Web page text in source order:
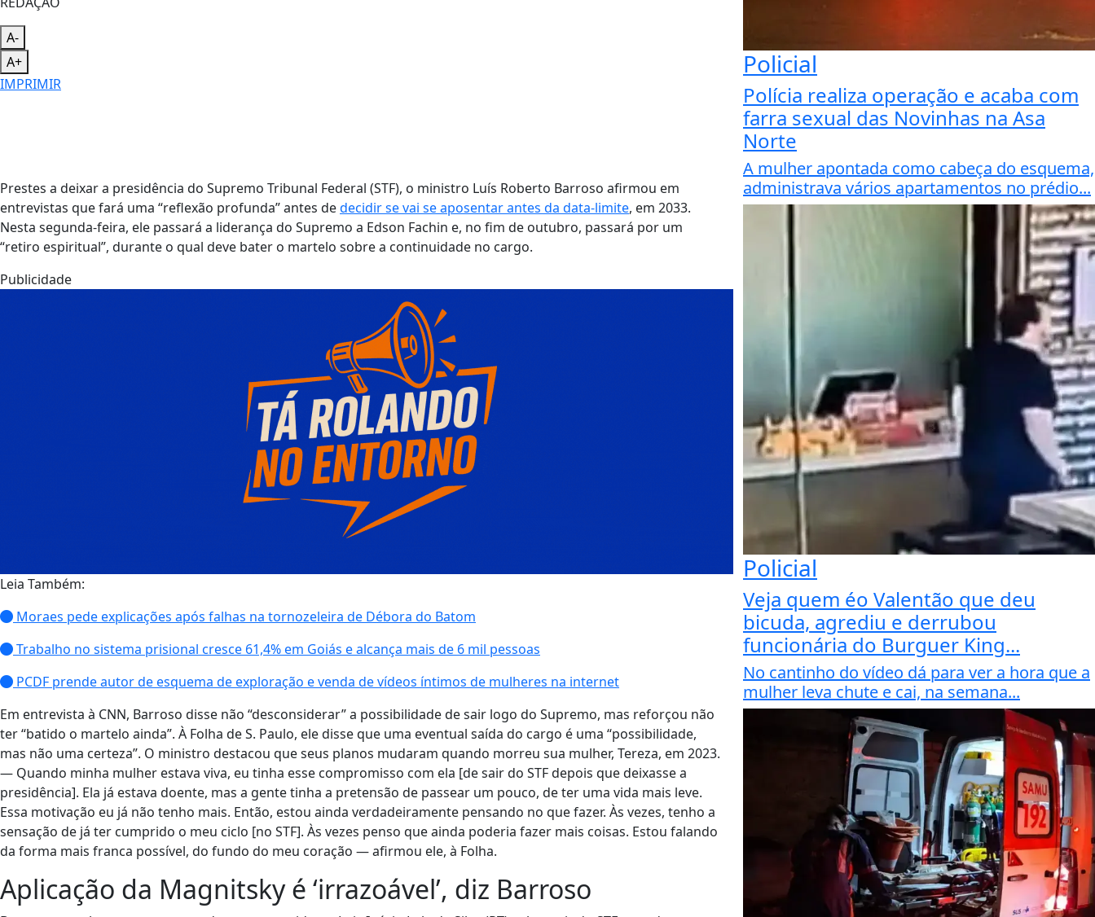
A-
A+
IMPRIMIR
Prestes a deixar a presidência do Supremo Tribunal Federal (STF), o ministro Luís Roberto Barroso afirmou em
entrevistas que fará uma “reflexão profunda” antes dedecidir se vai se aposentar antes da data-limite, em 2033.
Nesta segunda-feira, ele passará a liderança do Supremo a Edson Fachin e, no fim de outubro, passará por um
“retiro espiritual”, durante o qual deve bater o martelo sobre a continuidade no cargo.
Publicidade
Leia Também:
Moraes pede explicações após falhas na tornozeleira de Débora do Batom
Trabalho no sistema prisional cresce 61,4% em Goiás e alcança mais de 6 mil pessoas
PCDF prende autor de esquema de exploração e venda de vídeos íntimos de mulheres na internet
Em entrevista à CNN, Barroso disse não “desconsiderar” a possibilidade de sair logo do Supremo, mas reforçou não
ter “batido o martelo ainda”. À Folha de S. Paulo, ele disse que uma eventual saída do cargo é uma “possibilidade,
mas não uma certeza”. O ministro destacou que seus planos mudaram quando morreu sua mulher, Tereza, em 2023.
— Quando minha mulher estava viva, eu tinha esse compromisso com ela [de sair do STF depois que deixasse a
presidência]. Ela já estava doente, mas a gente tinha a pretensão de passear um pouco, de ter uma vida mais leve.
Essa motivação eu já não tenho mais. Então, estou ainda verdadeiramente pensando no que fazer. Às vezes, tenho a
sensação de já ter cumprido o meu ciclo [no STF]. Às vezes penso que ainda poderia fazer mais coisas. Estou falando
da forma mais franca possível, do fundo do meu coração — afirmou ele, à Folha.
Aplicação da Magnitsky é ‘irrazoável’, diz Barroso
Policial
Polícia realiza operação e acaba com
farra sexual das Novinhas na Asa
Norte
A mulher apontada como cabeça do esquema,
administrava vários apartamentos no prédio...
Policial
Veja quem éo Valentão que deu
bicuda, agrediu e derrubou
funcionária do Burguer King...
No cantinho do vídeo dá para ver a hora que a
mulher leva chute e cai, na semana...